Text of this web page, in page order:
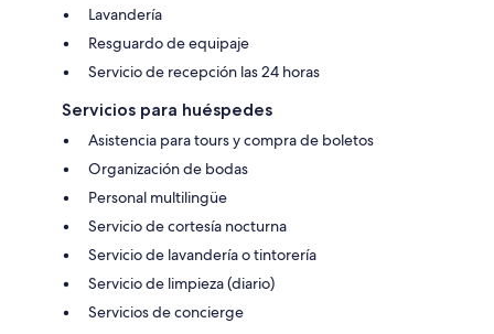
Lavandería
Resguardo de equipaje
Servicio de recepción las 24 horas
Servicios para huéspedes
Asistencia para tours y compra de boletos
Organización de bodas
Personal multilingüe
Servicio de cortesía nocturna
Servicio de lavandería o tintorería
Servicio de limpieza (diario)
Servicios de concierge